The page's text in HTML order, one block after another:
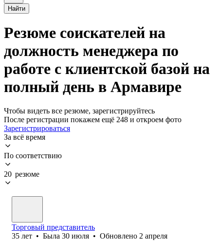
Найти
Резюме соискателей на
должность менеджера по
работе с клиентской базой на
полный день в Армавире
Чтобы видеть все резюме, зарегистрируйтесь
После регистрации покажем ещё 248 и откроем фото
Зарегистрироваться
За всё время
По соответствию
20 резюме
Торговый представитель
35 лет • Была 30 июля • Обновлено 2 апреля